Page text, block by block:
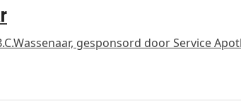
gesponsord door Service